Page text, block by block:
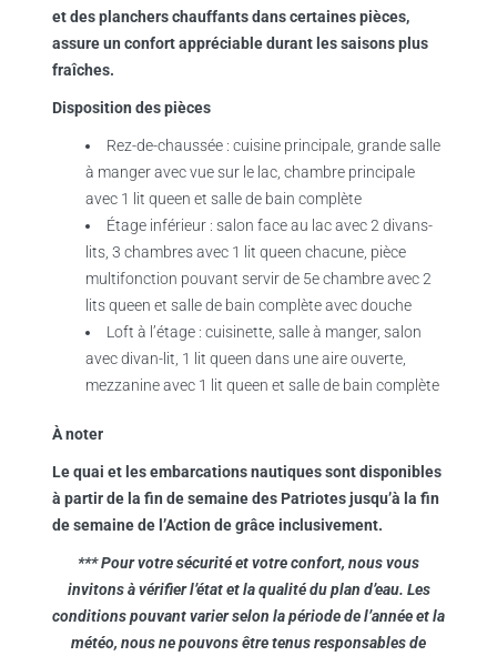
et des planchers chauffants dans certaines pièces,
assure un confort appréciable durant les saisons plus
fraîches.
Disposition des pièces
Rez-de-chaussée : cuisine principale, grande salle
à manger avec vue sur le lac, chambre principale
avec 1 lit queen et salle de bain complète
Étage inférieur : salon face au lac avec 2 divans-
lits, 3 chambres avec 1 lit queen chacune, pièce
multifonction pouvant servir de 5e chambre avec 2
lits queen et salle de bain complète avec douche
Loft à l’étage : cuisinette, salle à manger, salon
avec divan-lit, 1 lit queen dans une aire ouverte,
mezzanine avec 1 lit queen et salle de bain complète
À noter
Le quai et les embarcations nautiques sont disponibles
à partir de la fin de semaine des Patriotes jusqu’à la fin
de semaine de l’Action de grâce inclusivement.
*** Pour votre sécurité et votre confort, nous vous
invitons à vérifier l’état et la qualité du plan d’eau. Les
conditions pouvant varier selon la période de l’année et la
météo, nous ne pouvons être tenus responsables de